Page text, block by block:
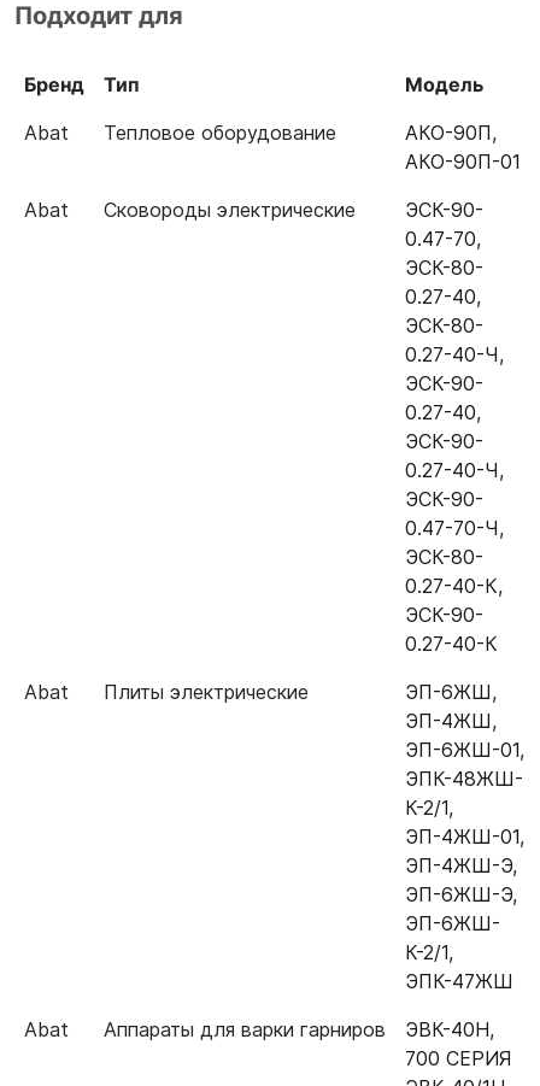
ЭП-4ЖШ
ЭП-6ЖШ-01
Плита электрическая Abat
120000061053
Шкаф жарочный Abat ШЖЭ-1-Э
120000061053
120000061053
120000061053
120000061053
120000061053
120000061053
ЭП-6ЖШ-Э (духовка эмаль)
120000061053
120000061053
120000061053
Подходит для
Бренд Тип
Модель
Abat
Тепловое оборудование АКО-90П,
АКО-90П-01
Abat
Сковороды электрические
ЭСК-90-
0.47-70,
ЭСК-80-
0.27-40,
ЭСК-80-
0.27-40-Ч,
ЭСК-90-
0.27-40,
ЭСК-90-
0.27-40-Ч,
ЭСК-90-
0.47-70-Ч,
ЭСК-80-
0.27-40-К,
ЭСК-90-
0.27-40-К
Abat
Плиты электрические ЭП-6ЖШ,
ЭП-4ЖШ,
ЭП-6ЖШ-01,
ЭПК-48ЖШ-
К-2/1,
ЭП-4ЖШ-01,
ЭП-4ЖШ-Э,
ЭП-6ЖШ-Э,
ЭП-6ЖШ-
К-2/1,
ЭПК-47ЖШ
Abat
Аппараты для варки гарниров ЭВК-40Н,
700 СЕРИЯ